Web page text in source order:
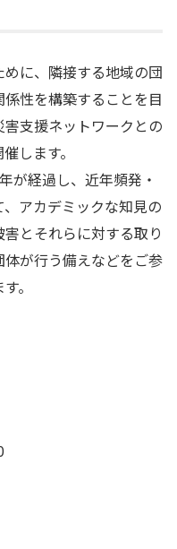
に、隣接する地域の団
性を構築することを目
支援ネットワークとの
します。
が経過し、近年頻発・
アカデミックな知見の
とそれらに対する取り
が行う備えなどをご参
。